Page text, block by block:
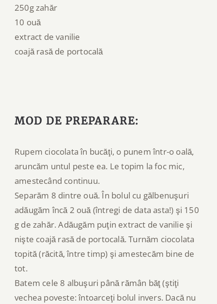
250g zahăr
10 ouă
extract de vanilie
coajă rasă de portocală
MOD DE PREPARARE:
Rupem ciocolata în bucăţi, o punem într-o oală,
aruncăm untul peste ea. Le topim la foc mic,
amestecând continuu.
Separăm 8 dintre ouă. În bolul cu gălbenuşuri
adăugăm încă 2 ouă (întregi de data asta!) şi 150
g de zahăr. Adăugăm puţin extract de vanilie şi
nişte coajă rasă de portocală. Turnăm ciocolata
topită (răcită, între timp) şi amestecăm bine de
tot.
Batem cele 8 albuşuri până rămân băţ (ştiţi
vechea poveste: întoarceţi bolul invers. Dacă nu